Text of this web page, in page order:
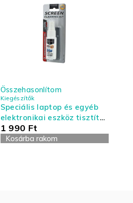
Kiegészítők
Speciális laptop és egyéb
elektronikai eszköz tisztító
készlet - kis kiszerelés
Összehasonlítom
1 990 Ft
Kosárba rakom